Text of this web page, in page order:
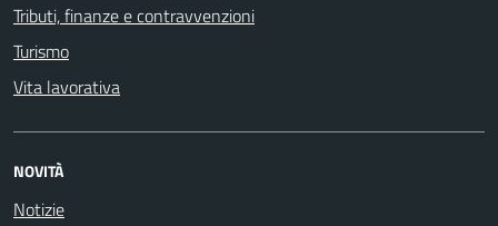
Tributi, finanze e contravvenzioni
Turismo
Vita lavorativa
NOVITÀ
Notizie